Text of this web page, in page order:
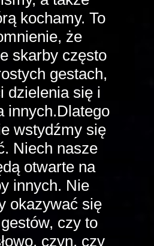
kochamy. To
że
skarby często
gestach,
dzielenia się i
innych.Dlatego
wstydźmy się
Niech nasze
otwarte na
innych. Nie
okazywać się
czy to
czyn, czy